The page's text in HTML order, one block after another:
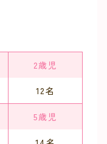
2歳児
12名
5歳児